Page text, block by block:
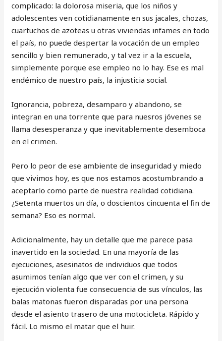
complicado: la dolorosa miseria, que los niños y
adolescentes ven cotidianamente en sus jacales, chozas,
cuartuchos de azoteas u otras viviendas infames en todo
el país, no puede despertar la vocación de un empleo
sencillo y bien remunerado, y tal vez ir a la escuela,
simplemente porque ese empleo no lo hay. Ese es mal
endémico de nuestro país, la injusticia social.
Ignorancia, pobreza, desamparo y abandono, se
integran en una torrente que para nuesros jóvenes se
llama desesperanza y que inevitablemente desemboca
en el crimen.
Pero lo peor de ese ambiente de inseguridad y miedo
que vivimos hoy, es que nos estamos acostumbrando a
aceptarlo como parte de nuestra realidad cotidiana.
¿Setenta muertos un día, o doscientos cincuenta el fin de
semana? Eso es normal.
Adicionalmente, hay un detalle que me parece pasa
inavertido en la sociedad. En una mayoría de las
ejecuciones, asesinatos de individuos que todos
asumimos tenían algo que ver con el crimen, y su
ejecución violenta fue consecuencia de sus vínculos, las
balas matonas fueron disparadas por una persona
desde el asiento trasero de una motocicleta. Rápido y
fácil. Lo mismo el matar que el huir.